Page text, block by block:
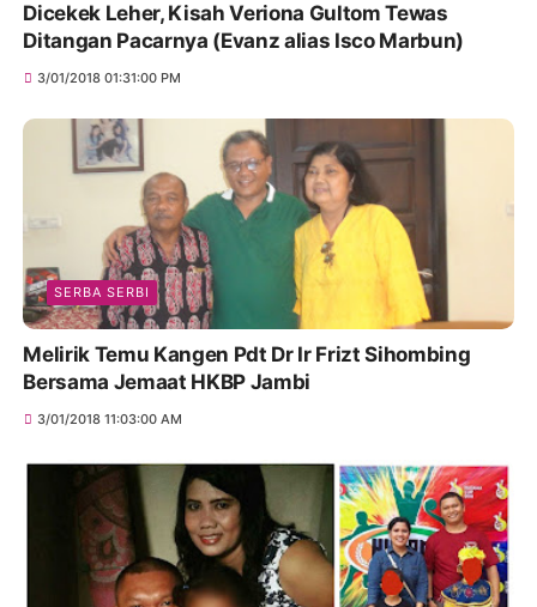
Dicekek Leher, Kisah Veriona Gultom Tewas
Ditangan Pacarnya (Evanz alias Isco Marbun)
3/01/2018 01:31:00 PM
SERBA SERBI
Melirik Temu Kangen Pdt Dr Ir Frizt Sihombing
Bersama Jemaat HKBP Jambi
3/01/2018 11:03:00 AM